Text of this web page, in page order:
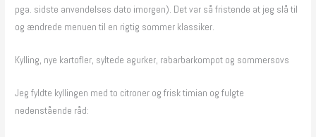
pga. sidste anvendelses dato imorgen). Det var så fristende at jeg slå til
og ændrede menuen til en rigtig sommer klassiker.
Kylling, nye kartofler, syltede agurker, rabarbarkompot og sommersovs
Jeg fyldte kyllingen med to citroner og frisk timian og fulgte
nedenstående råd: